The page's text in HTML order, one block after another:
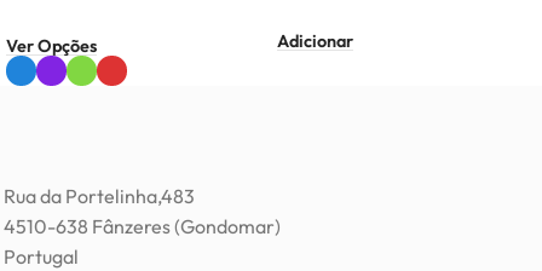
Ver Opções Adicionar
Rua da Portelinha,483
4510-638 Fânzeres (Gondomar)
Portugal